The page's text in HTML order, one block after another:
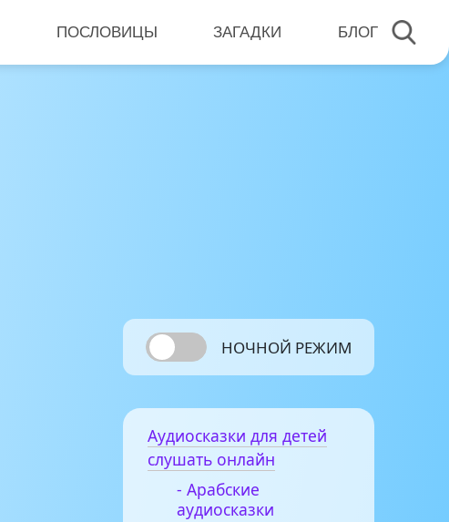
ПОСЛОВИЦЫ ЗАГАДКИ БЛОГ
НОЧНОЙ РЕЖИМ
Аудиосказки для детей
слушать онлайн
- Арабские
аудиосказки